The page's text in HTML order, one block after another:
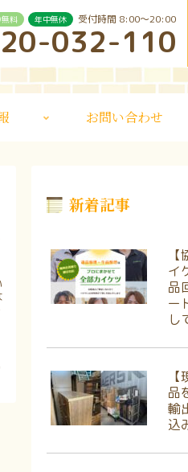
無料 年中無休 受付時間 8:00〜20:00
032-110
お問い合わせ
新着記事
イ
品
ー
し
品
輸
込